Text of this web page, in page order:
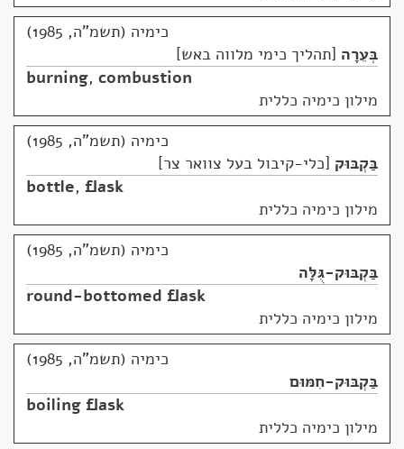
כימיה (תשמ"ה, 1985)
בְּעֵרָה תהליך כימי מלווה באש
burning, combustion
מילון כימיה כללית
כימיה (תשמ"ה, 1985)
בַּקְבּוּק כלי-קיבול בעל צוואר צר
bottle, flask
מילון כימיה כללית
כימיה (תשמ"ה, 1985)
בַּקְבּוּק-גֻּלָּה
round-bottomed flask
מילון כימיה כללית
כימיה (תשמ"ה, 1985)
בַּקְבּוּק-חִמּוּם
boiling flask
מילון כימיה כללית